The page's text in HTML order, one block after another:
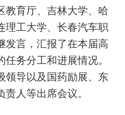
教育厅、吉林大学、哈
理工大学、长春汽车职
发言，汇报了在本届高
务分工和进展情况。
领导以及国药励展、东
人等出席会议。